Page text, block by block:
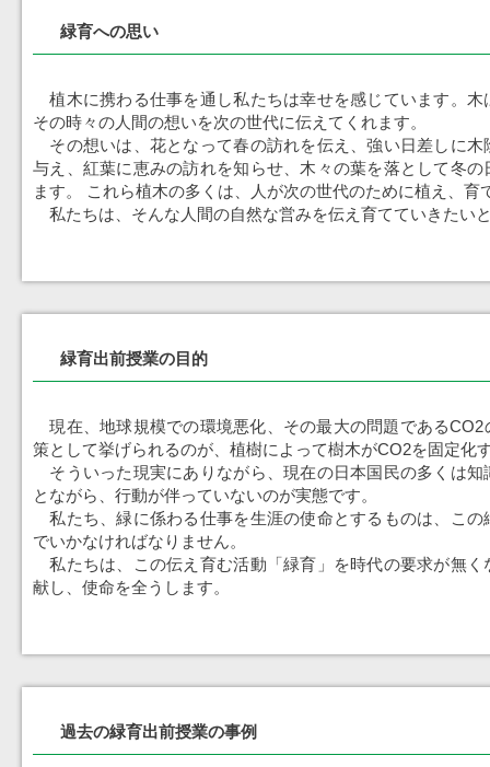
緑育への思い
植木に携わる仕事を通し私たちは幸せを感じています。木
その時々の人間の想いを次の世代に伝えてくれます。
その想いは、花となって春の訪れを伝え、強い日差しに木
与え、紅葉に恵みの訪れを知らせ、木々の葉を落として冬
ます。 これら植木の多くは、人が次の世代のために植え、育
私たちは、そんな人間の自然な営みを伝え育てていきたい
緑育出前授業の目的
現在、地球規模での環境悪化、その最大の問題であるCO2
策として挙げられるのが、植樹によって樹木がCO2を固定化
そういった現実にありながら、現在の日本国民の多くは知
とながら、行動が伴っていないのが実態です。
私たち、緑に係わる仕事を生涯の使命とするものは、この
でいかなければなりません。
私たちは、この伝え育む活動「緑育」を時代の要求が無く
献し、使命を全うします。
過去の緑育出前授業の事例